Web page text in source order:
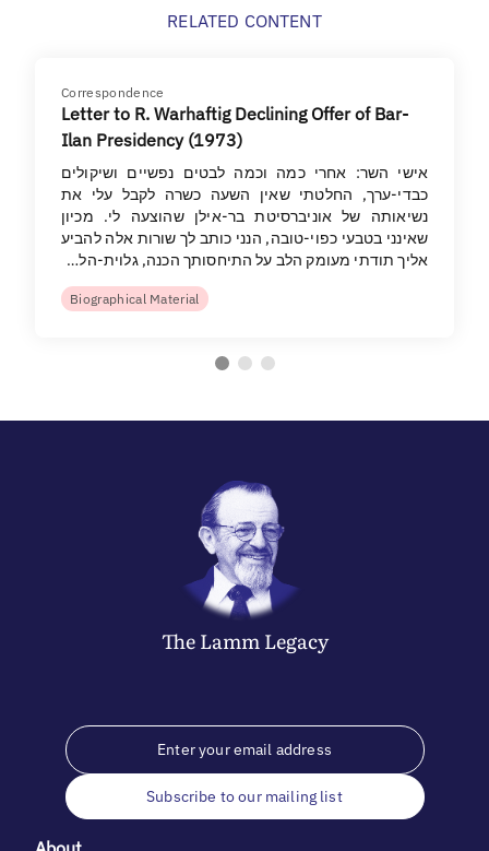
RELATED CONTENT
Correspondence
Letter to R. Warhaftig Declining Offer of Bar-
Ilan Presidency (1973)
אישי השר: אחרי כמה וכמה לבטים נפשיים ושיקולים
כבדי-ערך, החלטתי שאין השעה כשרה לקבל עלי את
נשיאותה של אוניברסיטת בר-אילן שהוצעה לי. מכיון
שאינני בטבעי כפוי-טובה, הנני כותב לך שורות אלה להביע
אליך תודתי מעומק הלב על התיחסותך הכנה, גלוית-הל…
Biographical Material
The LammLegacy
Subscribe to our mailing list